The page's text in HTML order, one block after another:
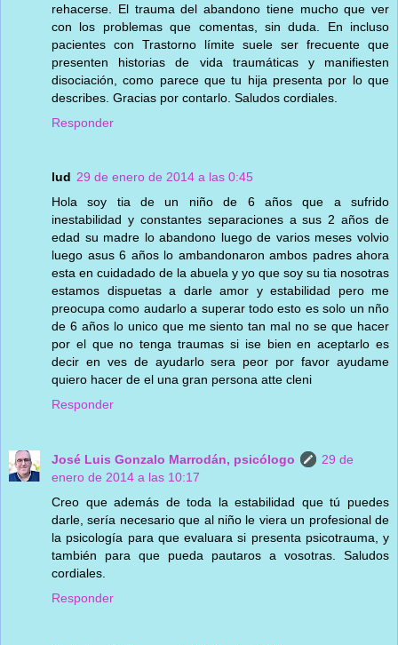
rehacerse. El trauma del abandono tiene mucho que ver
con los problemas que comentas, sin duda. En incluso
pacientes con Trastorno límite suele ser frecuente que
presenten historias de vida traumáticas y manifiesten
disociación, como parece que tu hija presenta por lo que
describes. Gracias por contarlo. Saludos cordiales.
Responder
lud 29 de enero de 2014 a las 0:45
Hola soy tia de un niño de 6 años que a sufrido
inestabilidad y constantes separaciones a sus 2 años de
edad su madre lo abandono luego de varios meses volvio
luego asus 6 años lo ambandonaron ambos padres ahora
esta en cuidadado de la abuela y yo que soy su tia nosotras
estamos dispuetas a darle amor y estabilidad pero me
preocupa como audarlo a superar todo esto es solo un nño
de 6 años lo unico que me siento tan mal no se que hacer
por el que no tenga traumas si ise bien en aceptarlo es
decir en ves de ayudarlo sera peor por favor ayudame
quiero hacer de el una gran persona atte cleni
Responder
José Luis Gonzalo Marrodán, psicólogo
29 de
enero de 2014 a las 10:17
Creo que además de toda la estabilidad que tú puedes
darle, sería necesario que al niño le viera un profesional de
la psicología para que evaluara si presenta psicotrauma, y
también para que pueda pautaros a vosotras. Saludos
cordiales.
Responder